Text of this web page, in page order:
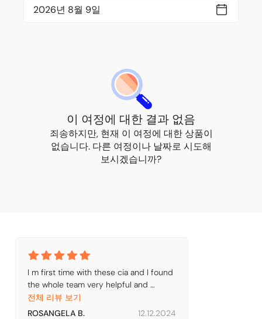
이 여정에 대한 결과 없음
죄송하지만, 현재 이 여정에 대한 상품이
없습니다. 다른 여정이나 날짜로 시도해
보시겠습니까?
I m first time with these cia and I found
the whole team very helpful and
professional. Even the space and
pontuality was good deal
전체 리뷰 보기
ROSANGELA B.
12.12.2024